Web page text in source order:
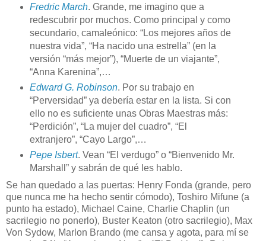
Fredric March. Grande, me imagino que a
redescubrir por muchos. Como principal y como
secundario, camaleónico: “Los mejores años de
nuestra vida”, “Ha nacido una estrella” (en la
versión “más mejor”), “Muerte de un viajante”,
“Anna Karenina”,…
Edward G. Robinson. Por su trabajo en
“Perversidad” ya debería estar en la lista. Si con
ello no es suficiente unas Obras Maestras más:
“Perdición”, “La mujer del cuadro”, “El
extranjero”, “Cayo Largo”,…
Pepe Isbert. Vean “El verdugo” o “Bienvenido Mr.
Marshall” y sabrán de qué les hablo.
Se han quedado a las puertas: Henry Fonda (grande, pero
que nunca me ha hecho sentir cómodo), Toshiro Mifune (a
punto ha estado), Michael Caine, Charlie Chaplin (un
sacrilegio no ponerlo), Buster Keaton (otro sacrilegio), Max
Von Sydow, Marlon Brando (me cansa y agota, para mí se